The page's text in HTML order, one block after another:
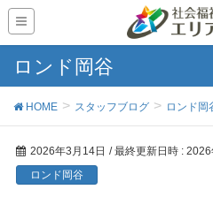
ロンド岡谷
HOME スタッフブログ ロンド岡
2026年3月14日 / 最終更新日時 : 2026
ロンド岡谷